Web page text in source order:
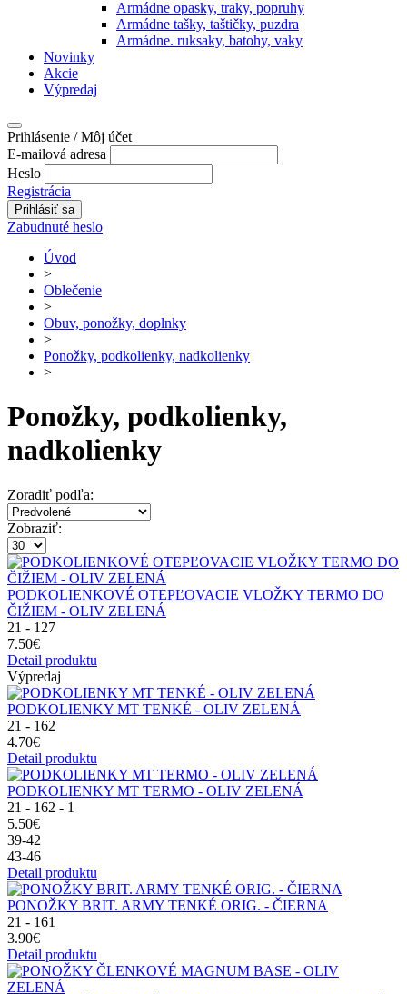
Armádne opasky, traky, popruhy
Armádne tašky, taštičky, puzdra
Armádne. ruksaky, batohy, vaky
Novinky
Akcie
Výpredaj
Prihlásenie / Môj účet
E-mailová adresa
Heslo
Registrácia
Zabudnuté heslo
Úvod
>
Oblečenie
>
Obuv, ponožky, doplnky
>
Ponožky, podkolienky, nadkolienky
>
Ponožky, podkolienky,
nadkolienky
Zoradiť podľa:
Zobraziť:
PODKOLIENKOVÉ OTEPĽOVACIE VLOŽKY TERMO DO
ČIŽIEM - OLIV ZELENÁ
21 - 127
7.50€
Detail produktu
Výpredaj
PODKOLIENKY MT TENKÉ - OLIV ZELENÁ
21 - 162
4.70€
Detail produktu
PODKOLIENKY MT TERMO - OLIV ZELENÁ
21 - 162 - 1
5.50€
39-42
43-46
Detail produktu
PONOŽKY BRIT. ARMY TENKÉ ORIG. - ČIERNA
21 - 161
3.90€
Detail produktu